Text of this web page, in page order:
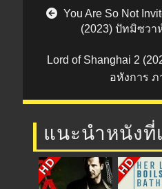
Post navigation
You Are So Not
(2023) ปัทมิซว
Lord of Shanghai 2
อหังการ ภ
แนะนำหนังที่
HD HD